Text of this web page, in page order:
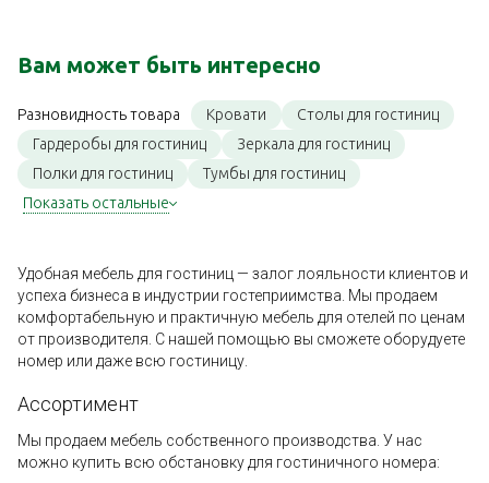
Вам может быть интересно
Разновидность товара Кровати
Столы для гостиниц
Гардеробы для гостиниц
Зеркала для гостиниц
Полки для гостиниц
Тумбы для гостиниц
Показать остальные
Удобная мебель для гостиниц — залог лояльности клиентов и
успеха бизнеса в индустрии гостеприимства. Мы продаем
комфортабельную и практичную мебель для отелей по ценам
от производителя. С нашей помощью вы сможете оборудуете
номер или даже всю гостиницу.
Ассортимент
Мы продаем мебель собственного производства. У нас
можно купить всю обстановку для гостиничного номера: